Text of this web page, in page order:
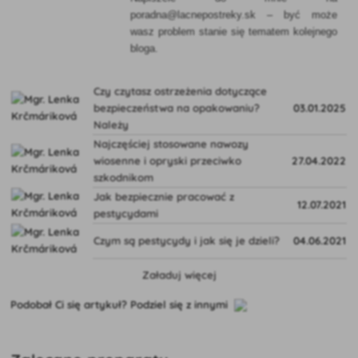
poradna@lacnepostreky.sk – być może
wasz problem stanie się tematem kolejnego
bloga.
Czy czytasz ostrzeżenia dotyczące
bezpieczeństwa na opakowaniu?
Należy
03.01.2025
Najczęściej stosowane nawozy
wiosenne i opryski przeciwko
szkodnikom
27.04.2022
Jak bezpiecznie pracować z
pestycydami
12.07.2021
Czym są pestycydy i jak się je dzieli? 04.06.2021
Załaduj więcej
Podobał Ci się artykuł? Podziel się z innymi